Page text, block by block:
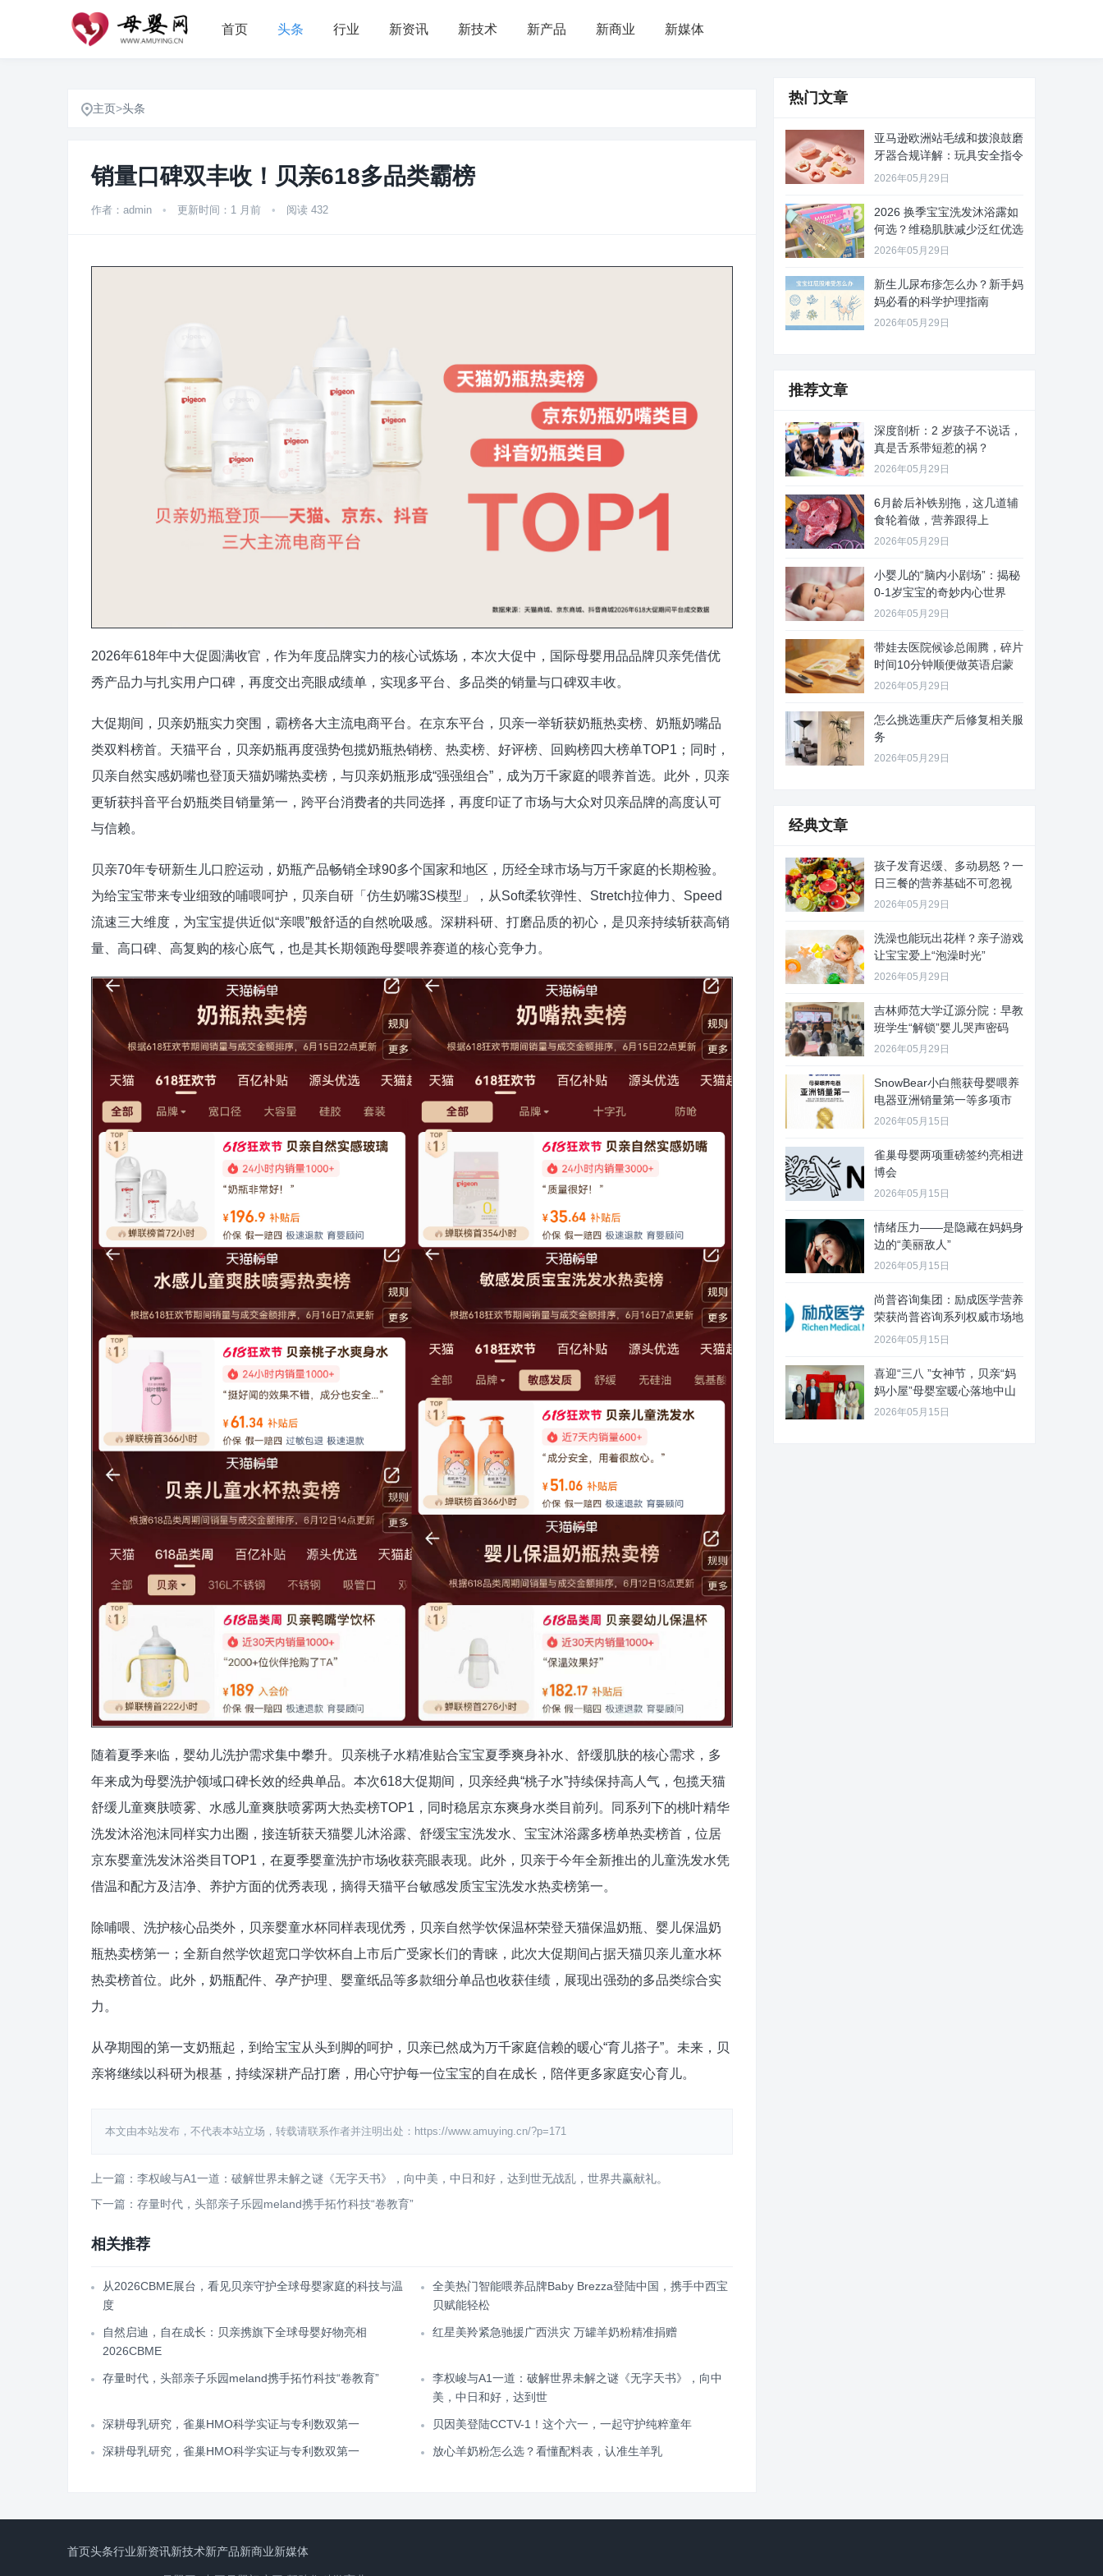
首页 头条 行业 新资讯 新技术 新产品 新商业 新媒体
主页>头条
销量口碑双丰收！贝亲618多品类霸榜
作者：admin • 更新时间：1 月前 • 阅读 432
2026年618年中大促圆满收官，作为年度品牌实力的核心试炼场，本次大促中，国际母婴用品品牌贝亲凭借优
秀产品力与扎实用户口碑，再度交出亮眼成绩单，实现多平台、多品类的销量与口碑双丰收。
大促期间，贝亲奶瓶实力突围，霸榜各大主流电商平台。在京东平台，贝亲一举斩获奶瓶热卖榜、奶瓶奶嘴品
类双料榜首。天猫平台，贝亲奶瓶再度强势包揽奶瓶热销榜、热卖榜、好评榜、回购榜四大榜单TOP1；同时，
贝亲自然实感奶嘴也登顶天猫奶嘴热卖榜，与贝亲奶瓶形成“强强组合”，成为万千家庭的喂养首选。此外，贝亲
更斩获抖音平台奶瓶类目销量第一，跨平台消费者的共同选择，再度印证了市场与大众对贝亲品牌的高度认可
与信赖。
贝亲70年专研新生儿口腔运动，奶瓶产品畅销全球90多个国家和地区，历经全球市场与万千家庭的长期检验。
为给宝宝带来专业细致的哺喂呵护，贝亲自研「仿生奶嘴3S模型」，从Soft柔软弹性、Stretch拉伸力、Speed
流速三大维度，为宝宝提供近似“亲喂”般舒适的自然吮吸感。深耕科研、打磨品质的初心，是贝亲持续斩获高销
量、高口碑、高复购的核心底气，也是其长期领跑母婴喂养赛道的核心竞争力。
随着夏季来临，婴幼儿洗护需求集中攀升。贝亲桃子水精准贴合宝宝夏季爽身补水、舒缓肌肤的核心需求，多
年来成为母婴洗护领域口碑长效的经典单品。本次618大促期间，贝亲经典“桃子水”持续保持高人气，包揽天猫
舒缓儿童爽肤喷雾、水感儿童爽肤喷雾两大热卖榜TOP1，同时稳居京东爽身水类目前列。同系列下的桃叶精华
洗发沐浴泡沫同样实力出圈，接连斩获天猫婴儿沐浴露、舒缓宝宝洗发水、宝宝沐浴露多榜单热卖榜首，位居
京东婴童洗发沐浴类目TOP1，在夏季婴童洗护市场收获亮眼表现。此外，贝亲于今年全新推出的儿童洗发水凭
借温和配方及洁净、养护方面的优秀表现，摘得天猫平台敏感发质宝宝洗发水热卖榜第一。
除哺喂、洗护核心品类外，贝亲婴童水杯同样表现优秀，贝亲自然学饮保温杯荣登天猫保温奶瓶、婴儿保温奶
瓶热卖榜第一；全新自然学饮超宽口学饮杯自上市后广受家长们的青睐，此次大促期间占据天猫贝亲儿童水杯
热卖榜首位。此外，奶瓶配件、孕产护理、婴童纸品等多款细分单品也收获佳绩，展现出强劲的多品类综合实
力。
从孕期囤的第一支奶瓶起，到给宝宝从头到脚的呵护，贝亲已然成为万千家庭信赖的暖心“育儿搭子”。未来，贝
亲将继续以科研为根基，持续深耕产品打磨，用心守护每一位宝宝的自在成长，陪伴更多家庭安心育儿。
本文由本站发布，不代表本站立场，转载请联系作者并注明出处：https://www.amuying.cn/?p=171
上一篇：李权峻与A1一道：破解世界未解之谜《无字天书》，向中美，中日和好，达到世无战乱，世界共赢献礼。
下一篇：存量时代，头部亲子乐园meland携手拓竹科技“卷教育”
相关推荐
从2026CBME展台，看见贝亲守护全球母婴家庭的科技与温
度
全美热门智能喂养品牌Baby Brezza登陆中国，携手中西宝
贝赋能轻松
自然启迪，自在成长：贝亲携旗下全球母婴好物亮相
2026CBME
红星美羚紧急驰援广西洪灾 万罐羊奶粉精准捐赠
存量时代，头部亲子乐园meland携手拓竹科技“卷教育”
李权峻与A1一道：破解世界未解之谜《无字天书》，向中
美，中日和好，达到世
深耕母乳研究，雀巢HMO科学实证与专利数双第一 贝因美登陆CCTV-1！这个六一，一起守护纯粹童年
深耕母乳研究，雀巢HMO科学实证与专利数双第一 放心羊奶粉怎么选？看懂配料表，认准生羊乳
热门文章
亚马逊欧洲站毛绒和拨浪鼓磨
牙器合规详解：玩具安全指令
20
2026年05月29日
2026 换季宝宝洗发沐浴露如
何选？维稳肌肤减少泛红优选
2026年05月29日
新生儿尿布疹怎么办？新手妈
妈必看的科学护理指南
2026年05月29日
推荐文章
深度剖析：2 岁孩子不说话，
真是舌系带短惹的祸？
2026年05月29日
6月龄后补铁别拖，这几道辅
食轮着做，营养跟得上
2026年05月29日
小婴儿的“脑内小剧场”：揭秘
0-1岁宝宝的奇妙内心世界
2026年05月29日
带娃去医院候诊总闹腾，碎片
时间10分钟顺便做英语启蒙
2026年05月29日
怎么挑选重庆产后修复相关服
务
2026年05月29日
经典文章
孩子发育迟缓、多动易怒？一
日三餐的营养基础不可忽视
2026年05月29日
洗澡也能玩出花样？亲子游戏
让宝宝爱上“泡澡时光”
2026年05月29日
吉林师范大学辽源分院：早教
班学生“解锁”婴儿哭声密码
2026年05月29日
SnowBear小白熊获母婴喂养
电器亚洲销量第一等多项市
2026年05月15日
雀巢母婴两项重磅签约亮相进
博会
2026年05月15日
情绪压力——是隐藏在妈妈身
边的“美丽敌人”
2026年05月15日
尚普咨询集团：励成医学营养
荣获尚普咨询系列权威市场地
位声
2026年05月15日
喜迎“三八 ”女神节，贝亲“妈
妈小屋”母婴室暖心落地中山
2026年05月15日
首页头条行业新资讯新技术新产品新商业新媒体